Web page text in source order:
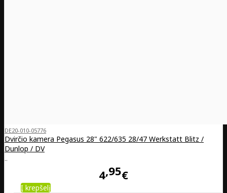
DE20-010-05776
Dvirčio kamera Pegasus 28" 622/635 28/47 Werkstatt Blitz /
Dunlop / DV
..
4 95€
Į krepšelį